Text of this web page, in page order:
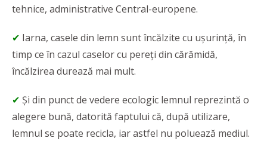
tehnice, administrative Central-europene.
✔ Iarna, casele din lemn sunt încălzite cu ușurință, în
timp ce în cazul caselor cu pereți din cărămidă,
încălzirea durează mai mult.
✔ Și din punct de vedere ecologic lemnul reprezintă o
alegere bună, datorită faptului că, după utilizare,
lemnul se poate recicla, iar astfel nu poluează mediul.